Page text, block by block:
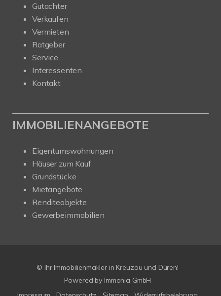
Gutachter
Verkaufen
Vermieten
Ratgeber
Service
Interessenten
Kontakt
IMMOBILIENANGEBOTE
Eigentumswohnungen
Häuser zum Kauf
Grundstücke
Mietangebote
Renditeobjekte
Gewerbeimmobilien
© Ihr Immobilienmakler in Kreuzau und Düren!
Powered by Immonia GmbH